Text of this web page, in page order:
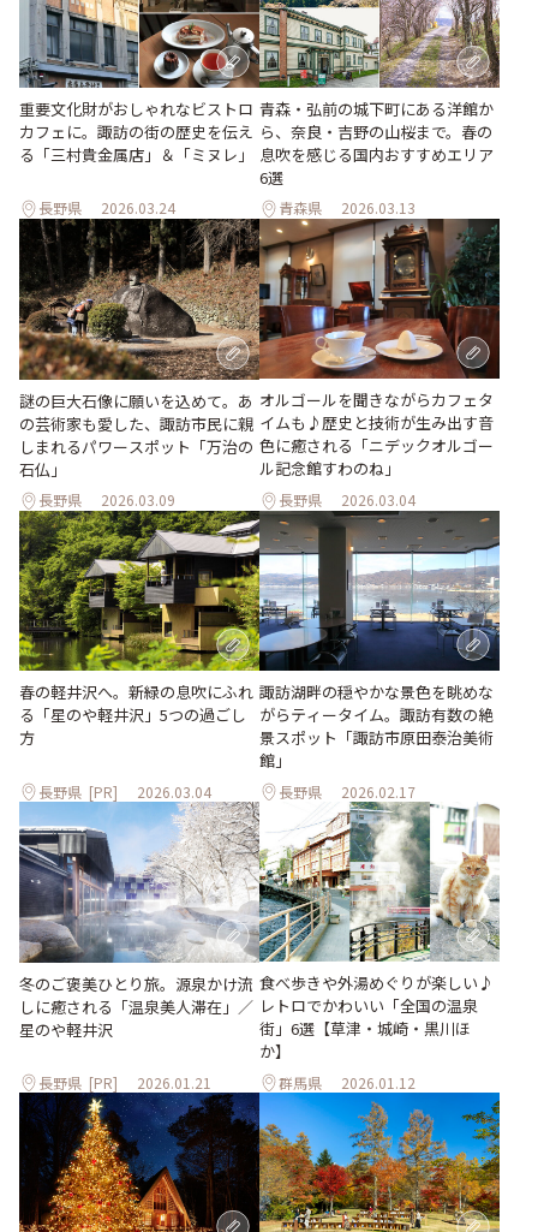
重要文化財がおしゃれなビストロ
カフェに。諏訪の街の歴史を伝え
る「三村貴金属店」＆「ミヌレ」
長野県 2026.03.24
青森・弘前の城下町にある洋館か
ら、奈良・吉野の山桜まで。春の
息吹を感じる国内おすすめエリア
6選
青森県 2026.03.13
謎の巨大石像に願いを込めて。あ
の芸術家も愛した、諏訪市民に親
しまれるパワースポット「万治の
石仏」
長野県 2026.03.09
オルゴールを聞きながらカフェタ
イムも♪歴史と技術が生み出す音
色に癒される「ニデックオルゴー
ル記念館すわのね」
長野県 2026.03.04
春の軽井沢へ。新緑の息吹にふれ
る「星のや軽井沢」5つの過ごし
方
長野県 [PR] 2026.03.04
諏訪湖畔の穏やかな景色を眺めな
がらティータイム。諏訪有数の絶
景スポット「諏訪市原田泰治美術
館」
長野県 2026.02.17
冬のご褒美ひとり旅。源泉かけ流
しに癒される「温泉美人滞在」／
星のや軽井沢
長野県 [PR] 2026.01.21
食べ歩きや外湯めぐりが楽しい♪
レトロでかわいい「全国の温泉
街」6選【草津・城崎・黒川ほ
か】
群馬県 2026.01.12